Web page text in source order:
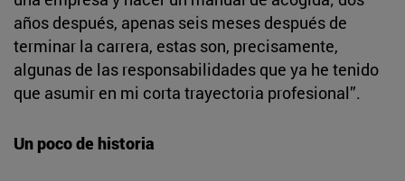
años después, apenas seis meses después de
terminar la carrera, estas son, precisamente,
algunas de las responsabilidades que ya he tenido
que asumir en mi corta trayectoria profesional”.
Un poco de historia